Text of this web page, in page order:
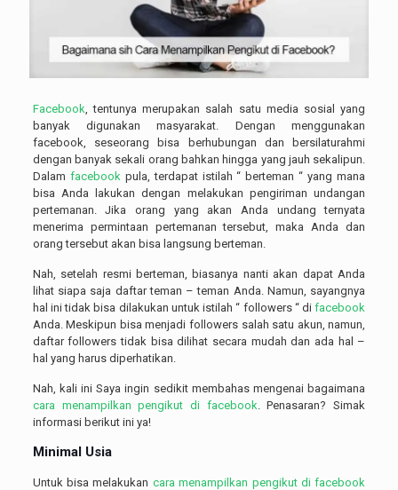
Facebook , tentunya merupakan salah satu media sosial yang
banyak digunakan masyarakat. Dengan menggunakan
facebook, seseorang bisa berhubungan dan bersilaturahmi
dengan banyak sekali orang bahkan hingga yang jauh sekalipun.
Dalam facebook pula, terdapat istilah “ berteman “ yang mana
bisa Anda lakukan dengan melakukan pengiriman undangan
pertemanan. Jika orang yang akan Anda undang ternyata
menerima permintaan pertemanan tersebut, maka Anda dan
orang tersebut akan bisa langsung berteman.
Nah, setelah resmi berteman, biasanya nanti akan dapat Anda
lihat siapa saja daftar teman – teman Anda. Namun, sayangnya
hal ini tidak bisa dilakukan untuk istilah “ followers “ difacebook
Anda. Meskipun bisa menjadi followers salah satu akun, namun,
daftar followers tidak bisa dilihat secara mudah dan ada hal –
hal yang harus diperhatikan.
Nah, kali ini Saya ingin sedikit membahas mengenai bagaimana
cara menampilkan pengikut di facebook . Penasaran? Simak
informasi berikut ini ya!
Minimal Usia
Untuk bisa melakukan cara menampilkan pengikut di facebook